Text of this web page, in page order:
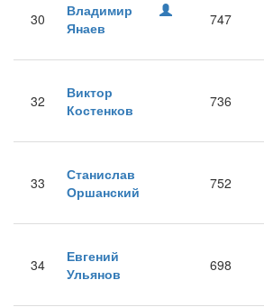
30
Владимир
Янаев
747
32
Виктор
Костенков
736
33
Станислав
Оршанский
752
34
Евгений
Ульянов
698